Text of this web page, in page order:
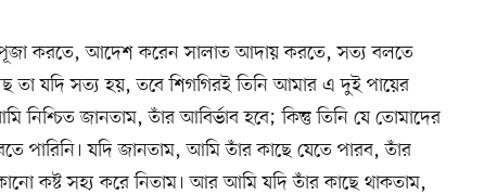
করতে, আদেশ করেন সালাত আদায় করতে, সত্য বলতে
তা যদি সত্য হয়, তবে শিগগিরই তিনি আমার এ দুই পায়ের
নিশ্চিত জানতাম, তাঁর আবির্ভাব হবে; কিন্তু তিনি যে তোমাদের
পারিনি। যদি জানতাম, আমি তাঁর কাছে যেতে পারব, তাঁর
কষ্ট সহ্য করে নিতাম। আর আমি যদি তাঁর কাছে থাকতাম,